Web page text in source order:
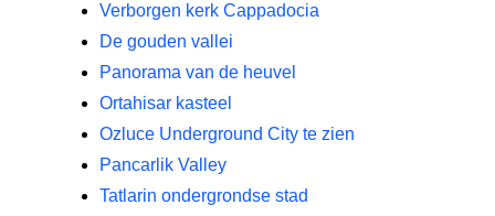
Verborgen kerk Cappadocia
De gouden vallei
Panorama van de heuvel
Ortahisar kasteel
Ozluce Underground City te zien
Pancarlik Valley
Tatlarin ondergrondse stad